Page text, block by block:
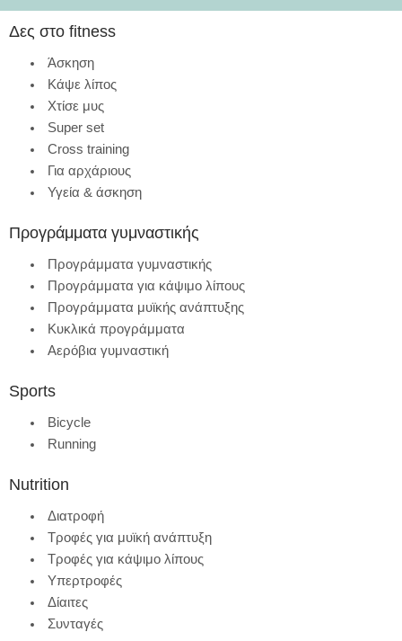
Δες στο fitness
Άσκηση
Κάψε λίπος
Χτίσε μυς
Super set
Cross training
Για αρχάριους
Υγεία & άσκηση
Προγράμματα γυμναστικής
Προγράμματα γυμναστικής
Προγράμματα για κάψιμο λίπους
Προγράμματα μυϊκής ανάπτυξης
Κυκλικά προγράμματα
Αερόβια γυμναστική
Sports
Bicycle
Running
Nutrition
Διατροφή
Τροφές για μυϊκή ανάπτυξη
Τροφές για κάψιμο λίπους
Υπερτροφές
Δίαιτες
Συνταγές